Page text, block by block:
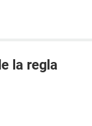
la regla